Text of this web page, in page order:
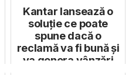
Kantar lansează o
soluție ce poate
spune dacă o
reclamă va fi bună și
va genera vânzări